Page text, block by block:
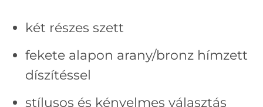
két részes szett
fekete alapon arany/bronz hímzett
díszítéssel
stílusos és kényelmes választás